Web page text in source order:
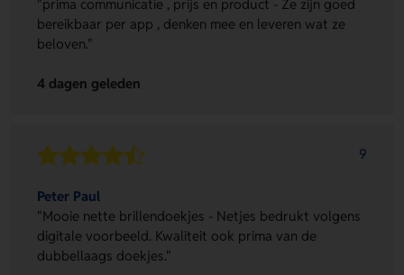
"prima communicatie , prijs en product - Ze zijn goed
bereikbaar per app , denken mee en leveren wat ze
beloven."
4 dagen geleden
9
Peter Paul
"Mooie nette brillendoekjes - Netjes bedrukt volgens
digitale voorbeeld. Kwaliteit ook prima van de
dubbellaags doekjes."